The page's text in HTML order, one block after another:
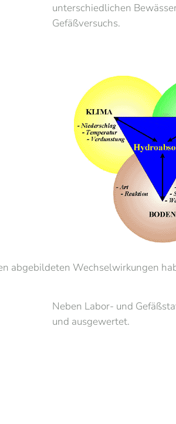
unterschiedlichen
Gefäßversuchs.
abgebildeten Wechselwirkungen
Neben Labor- und
und ausgewertet.